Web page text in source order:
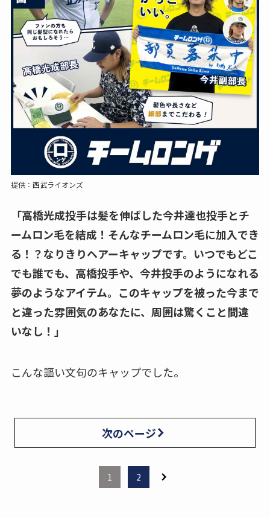
提供：西武ライオンズ
「高橋光成投手は髪を伸ばした今井達也投手とチ
ームロン毛を結成！そんなチームロン毛に加入でき
る！？なりきりヘアーキャップです。いつでもどこ
でも誰でも、高橋投手や、今井投手のようになれる
夢のようなアイテム。このキャップを被った今まで
と違った雰囲気のあなたに、周囲は驚くこと間違
いなし！」
こんな謳い文句のキャップでした。
次のページ
1 2